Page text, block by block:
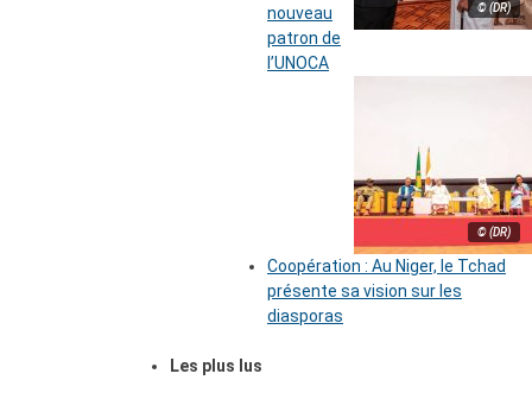
© (DR)
nouveau
patron de
l’UNOCA
© (DR)
Coopération : Au Niger, le Tchad
présente sa vision sur les
diasporas
Les plus lus